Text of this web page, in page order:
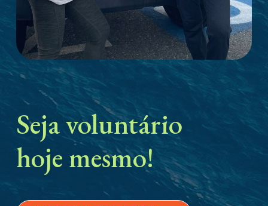
Seja voluntário
hoje mesmo!